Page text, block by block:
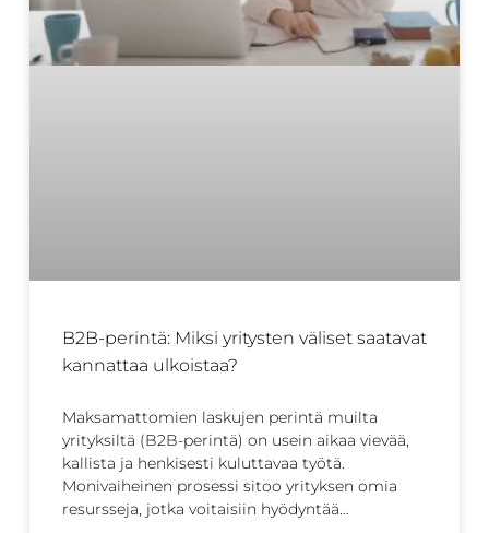
B2B-perintä: Miksi yritysten väliset saatavat
kannattaa ulkoistaa?
Maksamattomien laskujen perintä muilta
yrityksiltä (B2B-perintä) on usein aikaa vievää,
kallista ja henkisesti kuluttavaa työtä.
Monivaiheinen prosessi sitoo yrityksen omia
resursseja, jotka voitaisiin hyödyntää